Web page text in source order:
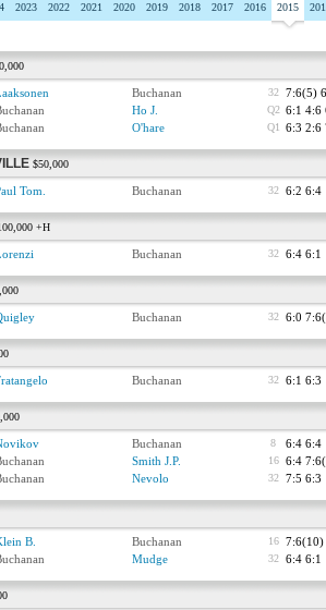
2023 2022 2021 2020 2019 2018 2017 2016 2015
Buchanan 32 7:6(5)
Ho J. Q2 6:1 4:6
O'hare Q1 6:3 2:6
$50,000
Tom. Buchanan 32 6:2 6:4
+H
Buchanan 32 6:4 6:1
Buchanan 32 6:0
Buchanan 32 6:1 6:3
Buchanan 8 6:4 6:4
Smith J.P. 16 6:4
Nevolo 32 7:5 6:3
B. Buchanan 16 7:6(10)
Mudge 32 6:4 6:1